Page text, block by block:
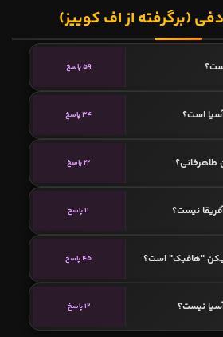
(برگرفته از اف کوییز)
59 پاسخ
است؟ 34 پاسخ
22 پاسخ
نیست؟ 11 پاسخ
"هافبک" است؟ 45 پاسخ
نیست؟ 12 پاسخ